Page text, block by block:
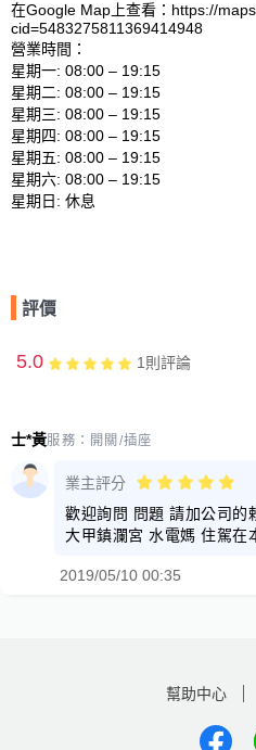
在Google Map上查看：https://
cid=5483275811369414948
營業時間：
星期一: 08:00 – 19:15
星期二: 08:00 – 19:15
星期三: 08:00 – 19:15
星期四: 08:00 – 19:15
星期五: 08:00 – 19:15
星期六: 08:00 – 19:15
評價
5.0 1則評論
士*黃服務： 開關/插座
業主評分
歡迎詢問 問題 請加公司的
大甲鎮瀾宮 水電媽 住駕在
2019/05/10 00:35
幫助中心